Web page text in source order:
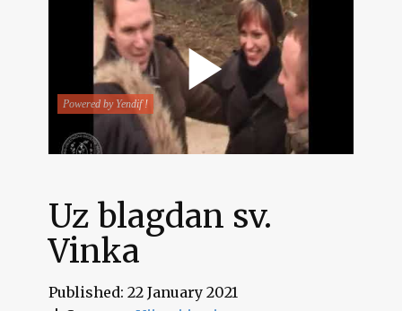
Uz blagdan sv.
Vinka
Published: 22 January 2021